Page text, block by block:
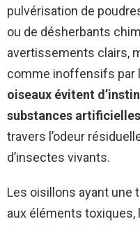
pulvérisation de
ou de désherbants
avertissements clairs,
comme inoffensifs par
oiseaux évitent
substances
travers l’odeur
d’insectes vivants.
Les oisillons ayant une
aux éléments toxiques,